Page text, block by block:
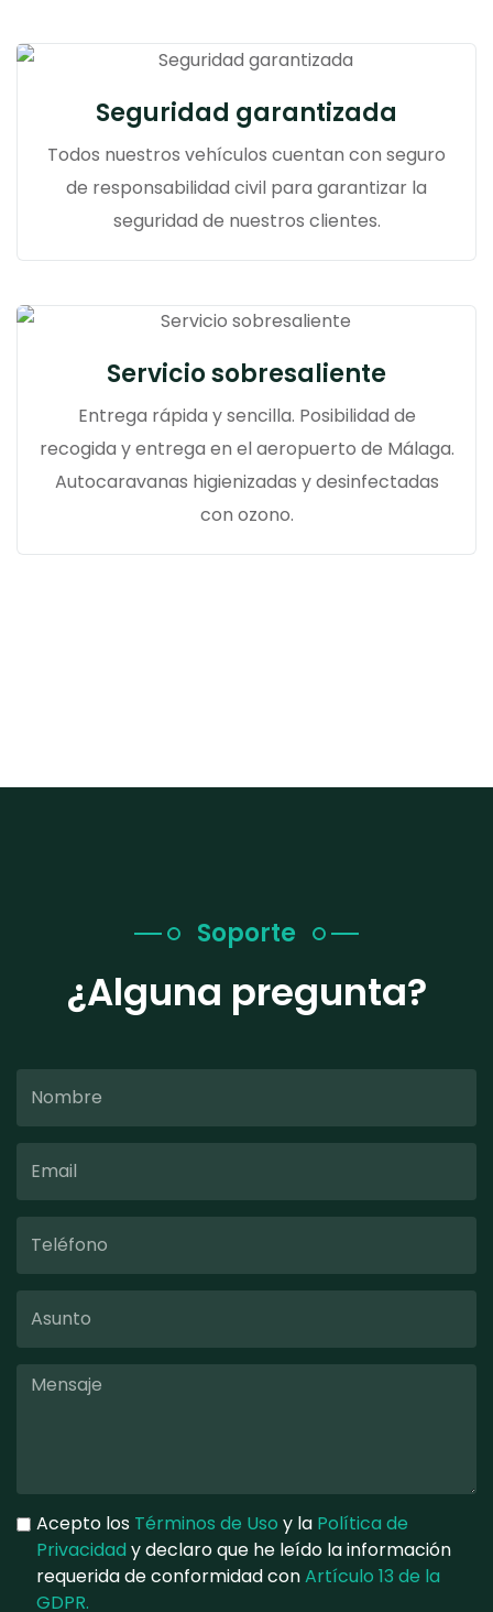
Seguridad garantizada
Todos nuestros vehículos cuentan con seguro
de responsabilidad civil para garantizar la
seguridad de nuestros clientes.
Servicio sobresaliente
Entrega rápida y sencilla. Posibilidad de
recogida y entrega en el aeropuerto de Málaga.
Autocaravanas higienizadas y desinfectadas
con ozono.
Soporte
¿Alguna pregunta?
Acepto los Términos de Uso y la Política de
Privacidad y declaro que he leído la información
requerida de conformidad conArtículo 13 de la
GDPR.